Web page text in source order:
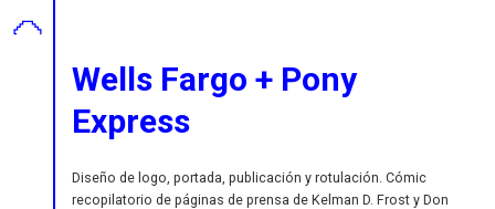
Wells Fargo + Pony
Express
Diseño de logo, portada, publicación y rotulación. Cómic
recopilatorio de páginas de prensa de Kelman D. Frost y Don